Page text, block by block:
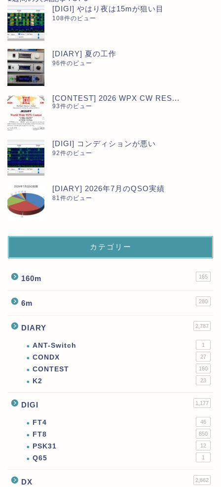
[DIGI] やはり夜は15mが狙い目
108件のビュー
[DIARY] 夏の工作
96件のビュー
[CONTEST] 2026 WPX CW RES...
93件のビュー
[DIGI] コンディションが悪い
92件のビュー
[DIARY] 2026年7月のQSO実績
81件のビュー
カテゴリー
160m 165
6m 280
DIARY 2,787
ANT-Switch 1
CONDX 27
CONTEST 160
K2 23
DIGI 1,177
FT4 46
FT8 850
PSK31 12
Q65 1
DX 2,662